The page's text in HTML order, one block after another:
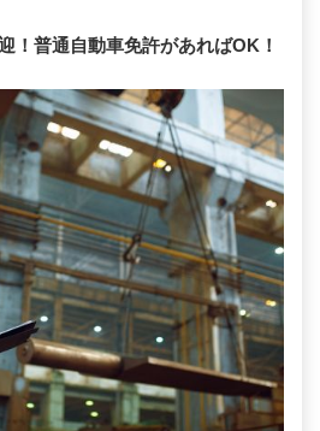
！普通自動車免許があればOK！